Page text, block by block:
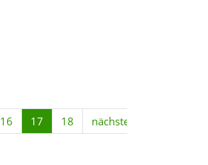
16 17 18 nächste